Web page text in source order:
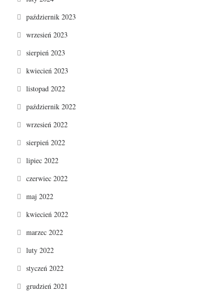
październik 2023
wrzesień 2023
sierpień 2023
kwiecień 2023
listopad 2022
październik 2022
wrzesień 2022
sierpień 2022
lipiec 2022
czerwiec 2022
maj 2022
kwiecień 2022
marzec 2022
luty 2022
styczeń 2022
grudzień 2021